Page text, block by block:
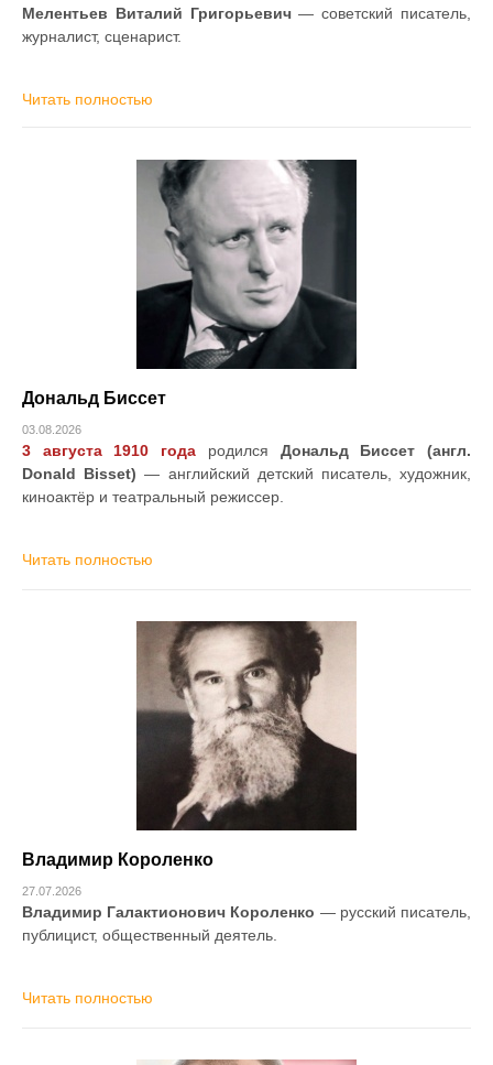
Мелентьев Виталий Григорьевич— советский писатель,
журналист, сценарист.
Читать полностью
Дональд Биссет
03.08.2026
3 августа 1910 года родился Дональд Биссет (англ.
Donald Bisset) — английский детский писатель, художник,
киноактёр и театральный режиссер.
Читать полностью
Владимир Короленко
27.07.2026
Владимир Галактионович Короленко — русский писатель,
публицист, общественный деятель.
Читать полностью